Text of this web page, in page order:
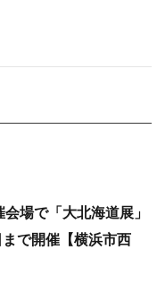
場で「大北海道展」
で開催【横浜市西